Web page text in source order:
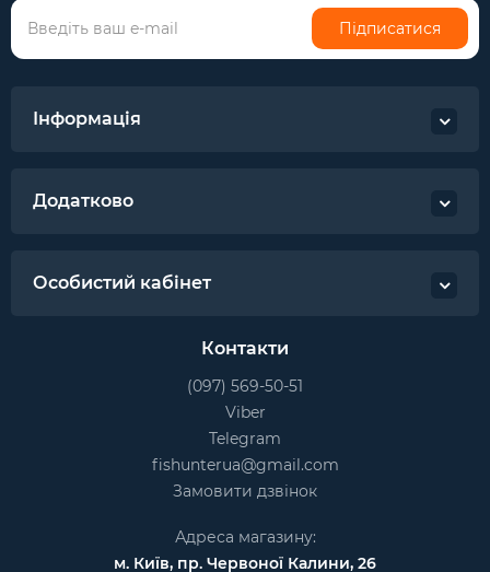
Підписатися
Інформація
Додатково
Особистий кабінет
Контакти
(097) 569-50-51
Viber
Telegram
fishunterua@gmail.com
Замовити дзвінок
Адреса магазину:
м. Київ, пр. Червоної Калини, 26